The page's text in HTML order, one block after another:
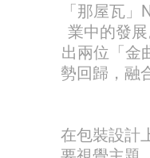
「那屋瓦
業中的發
出兩位「金
勢回歸，融
在包裝設計